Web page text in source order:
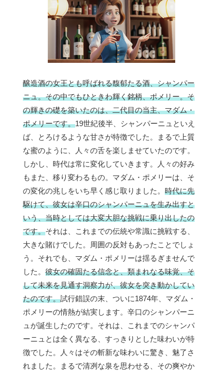
醸造酒の女王とも呼ばれる馥郁たる酒、シャンパー
ニュ。その中でもひときわ輝く銘柄、ポメリー。そ
の輝きの礎を築いたのは、二代目の当主、マダム・
ポメリーです。19世紀後半、シャンパーニュといえ
ば、とろけるような甘さが特徴でした。まるで上質
な蜜のように、人々の舌を楽しませていたのです。
しかし、時代は常に変化していきます。人々の好み
もまた、移り変わるもの。マダム・ポメリーは、そ
の変化の兆しをいち早く感じ取りました。 時代に先
駆けて、彼女は辛口のシャンパーニュを生み出すと
いう、当時としては大変大胆な挑戦に乗り出したの
です。それは、これまでの伝統や常識に挑戦する、
大きな賭けでした。周囲の反対もあったことでしょ
う。それでも、マダム・ポメリーは揺るぎませんで
した。 彼女の確固たる信念と、類まれなる味覚、そ
して未来を見通す洞察力が、彼女を突き動かしてい
たのです。試行錯誤の末、ついに1874年、マダム・
ポメリーの情熱が結実します。辛口のシャンパーニ
ュが誕生したのです。それは、これまでのシャンパ
ーニュとは全く異なる、すっきりとした味わいが特
徴でした。人々はその斬新な味わいに驚き、魅了さ
れました。まるで清冽な泉を思わせる、その爽やか